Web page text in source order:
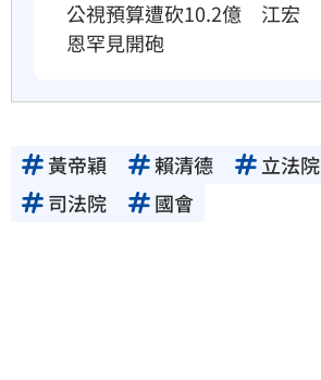
公視預算遭砍10.2億　江宏
恩罕見開砲
黃帝穎 賴清德 立法院
司法院
國會